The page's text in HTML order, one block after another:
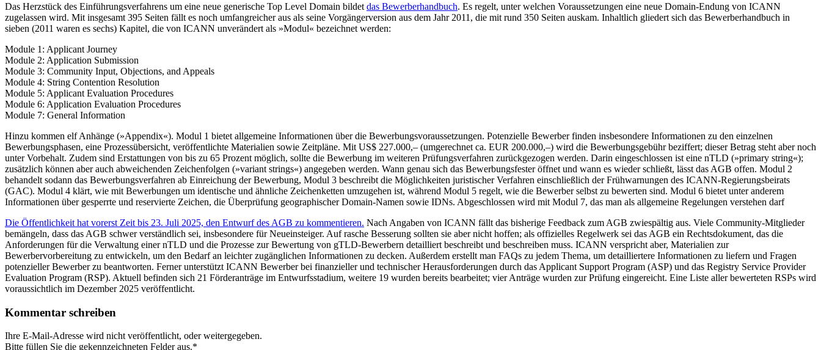
Das Herzstück des Einführungsverfahrens um eine neue generische Top Level Domain bildet das Bewerberhandbuch. Es regelt, unter welchen Voraussetzungen eine neue Domain-Endung von ICANN
zugelassen wird. Mit insgesamt 395 Seiten fällt es noch umfangreicher aus als seine Vorgängerversion aus dem Jahr 2011, die mit rund 350 Seiten auskam. Inhaltlich gliedert sich das Bewerberhandbuch in
sieben (2011 waren es sechs) Kapitel, die von ICANN unverändert als »Modul« bezeichnet werden:
Module 1: Applicant Journey
Module 2: Application Submission
Module 3: Community Input, Objections, and Appeals
Module 4: String Contention Resolution
Module 5: Applicant Evaluation Procedures
Module 6: Application Evaluation Procedures
Module 7: General Information
Hinzu kommen elf Anhänge (»Appendix«). Modul 1 bietet allgemeine Informationen über die Bewerbungsvoraussetzungen. Potenzielle Bewerber finden insbesondere Informationen zu den einzelnen
Bewerbungsphasen, eine Prozessübersicht, veröffentlichte Materialien sowie Zeitpläne. Mit US$ 227.000,– (umgerechnet ca. EUR 200.000,–) wird die Bewerbungsgebühr beziffert; dieser Betrag steht aber noch
unter Vorbehalt. Zudem sind Erstattungen von bis zu 65 Prozent möglich, sollte die Bewerbung im weiteren Prüfungsverfahren zurückgezogen werden. Darin eingeschlossen ist eine nTLD (»primary string«);
zusätzlich können aber auch abweichenden Zeichenfolgen (»variant strings«) angegeben werden. Wann genau sich das Bewerbungsfester öffnet und wann es wieder schließt, lässt das AGB offen. Modul 2
behandelt sodann das Bewerbungsverfahren ab Einreichung der Bewerbung, Modul 3 beschreibt die Möglichkeiten juristischer Verfahren einschließlich der Frühwarnungen des ICANN-Regierungsbeirats
(GAC). Modul 4 klärt, wie mit Bewerbungen um identische und ähnliche Zeichenketten umzugehen ist, während Modul 5 regelt, wie die Bewerber selbst zu bewerten sind. Modul 6 bietet unter anderem
Informationen über gesperrte und reservierte Zeichen, die Überprüfung geographischer Domain-Namen sowie IDNs. Abgeschlossen wird mit Modul 7, das man als allgemeine Regelungen verstehen darf
Die Öffentlichkeit hat vorerst Zeit bis 23. Juli 2025, den Entwurf des AGB zu kommentieren. Nach Angaben von ICANN fällt das bisherige Feedback zum AGB zwiespältig aus. Viele Community-Mitglieder
bemängeln, dass das AGB schwer verständlich sei, insbesondere für Neueinsteiger. Auf rasche Besserung sollten sie aber nicht hoffen; als offizielles Regelwerk sei das AGB ein Rechtsdokument, das die
Anforderungen für die Verwaltung einer nTLD und die Prozesse zur Bewertung von gTLD-Bewerbern detailliert beschreibt und beschreiben muss. ICANN verspricht aber, Materialien zur
Bewerbervorbereitung zu entwickeln, um den Bedarf an leichter zugänglichen Informationen zu decken. Außerdem erstellt man FAQs zu jedem Thema, um detailliertere Informationen zu liefern und Fragen
potenzieller Bewerber zu beantworten. Ferner unterstützt ICANN Bewerber bei finanzieller und technischer Herausforderungen durch das Applicant Support Program (ASP) und das Registry Service Provider
Evaluation Program (RSP). Aktuell befinden sich 21 Förderanträge im Entwurfsstadium, weitere 19 wurden bereits bearbeitet; vier Anträge wurden zur Prüfung eingereicht. Eine Liste aller bewerteten RSPs wird
voraussichtlich im Dezember 2025 veröffentlicht.
Kommentar schreiben
Ihre E-Mail-Adresse wird nicht veröffentlicht, oder weitergegeben.
Bitte füllen Sie die gekennzeichneten Felder aus.*